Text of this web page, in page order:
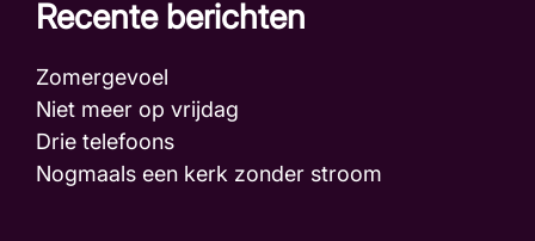
Recente berichten
Zomergevoel
Niet meer op vrijdag
Drie telefoons
Nogmaals een kerk zonder stroom